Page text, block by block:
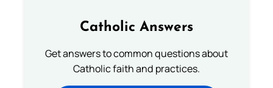
Catholic Answers
Get answers to common questions about
Catholic faith and practices.